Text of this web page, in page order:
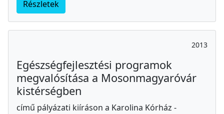
Részletek
2013
Egészségfejlesztési programok
megvalósítása a Mosonmagyaróvár
kistérségben
című pályázati kiíráson a Karolina Kórház -